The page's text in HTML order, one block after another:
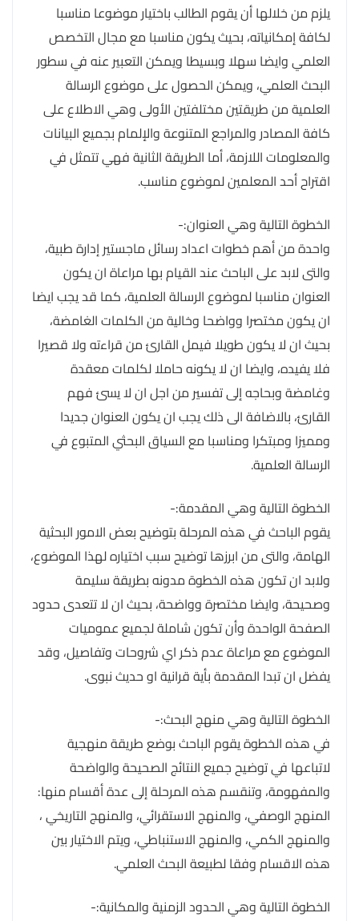
يلزم من خلالها أن يقوم الطالب باختيار موضوعا مناسبا
لكافة إمكانياته، بحيث يكون مناسبا مع مجال التخصص
العلمي وايضا سهلا وبسيطا ويمكن التعبير عنه في سطور
البحث العلمي، ويمكن الحصول على موضوع الرسالة
العلمية من طريقتين مختلفتين الأولى وهي الاطلاع على
كافة المصادر والمراجع المتنوعة والإلمام بجميع البيانات
والمعلومات اللازمة، أما الطريقة الثانية فهي تتمثل في
اقتراح أحد المعلمين لموضوع مناسب.
الخطوة التالية وهي العنوان:-
واحدة من أهم خطوات اعداد رسائل ماجستير إدارة طبية،
والتى لابد على الباحث عند القيام بها مراعاة ان يكون
العنوان مناسبا لموضوع الرسالة العلمية، كما قد يجب ايضا
ان يكون مختصرا وواضحا وخالية من الكلمات الغامضة،
بحيث ان لا يكون طويلا فيمل القارئ من قراءته ولا قصيرا
فلا يفيده، وايضا ان لا يكونه حاملا لكلمات معقدة
وغامضة وبحاجه إلى تفسير من اجل ان لا يسئ فهم
القارئ، بالاضافة الى ذلك يجب ان يكون العنوان جديدا
ومميزا ومبتكرا ومناسبا مع السياق البحثي المتبوع في
الرسالة العلمية.
الخطوة التالية وهي المقدمة:-
يقوم الباحث في هذه المرحلة بتوضيح بعض الامور البحثية
الهامة، والتى من ابرزها توضيح سبب اختياره لهذا الموضوع،
ولابد ان تكون هذه الخطوة مدونه بطريقة سليمة
وصحيحة، وايضا مختصرة وواضحة، بحيث ان لا تتعدى حدود
الصفحة الواحدة وأن تكون شاملة لجميع عموميات
الموضوع مع مراعاة عدم ذكر اي شروحات وتفاصيل، وقد
يفضل ان تبدا المقدمة بأية قرانية او حديث نبوى.
الخطوة التالية وهي منهج البحث:-
في هذه الخطوة يقوم الباحث بوضع طريقة منهجية
لاتباعها في توضيح جميع النتائج الصحيحة والواضحة
والمفهومة، وتنقسم هذه المرحلة إلى عدة أقسام منها:
المنهج الوصفي، والمنهج الاستقرائي، والمنهج التاريخي ،
والمنهج الكمي، والمنهج الاستنباطي، ويتم الاختيار بين
هذه الاقسام وفقا لطبيعة البحث العلمي.
الخطوة التالية وهي الحدود الزمنية والمكانية:-